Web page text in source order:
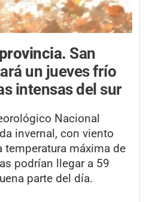
San
un jueves frío
intensas del sur
Nacional
invernal, con viento
temperatura máxima de
podrían llegar a 59
parte del día.